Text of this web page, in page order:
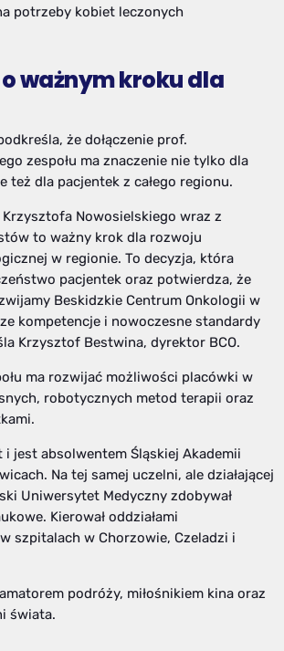
potrzeby kobiet leczonych
o ważnym kroku dla
że dołączenie prof.
zespołu ma znaczenie nie tylko dla
też dla pacjentek z całego regionu.
Krzysztofa Nowosielskiego wraz z
to ważny krok dla rozwoju
w regionie. To decyzja, która
pacjentek oraz potwierdza, że
Beskidzkie Centrum Onkologii w
kompetencje i nowoczesne standardy
Krzysztof Bestwina, dyrektor BCO.
ma rozwijać możliwości placówki w
robotycznych metod terapii oraz
i jest absolwentem Śląskiej Akademii
Na tej samej uczelni, ale działającej
Uniwersytet Medyczny zdobywał
Kierował oddziałami
szpitalach w Chorzowie, Czeladzi i
podróży, miłośnikiem kina oraz
świata.